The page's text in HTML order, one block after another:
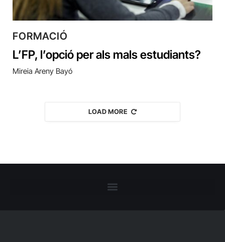
FORMACIÓ
L’FP, l’opció per als mals estudiants?
Mireia Areny Bayó
LOAD MORE